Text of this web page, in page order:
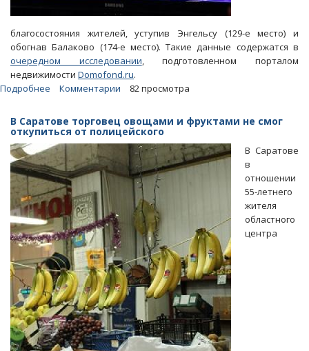
благосостояния жителей, уступив Энгельсу (129-е место) и
обогнав Балаково (174-е место). Такие данные содержатся в
очередном исследовании, подготовленном порталом
недвижимости Domofond.ru.
Подробнее
год
саратовцы
почувствовали
ухудшение
своего
благосостояния
Комментарии 82 просмотра
В Саратове торговец овощами и фруктами не смог
откупиться от полицейского
В Саратове
в
отношении
55-летнего
жителя
областного
центра